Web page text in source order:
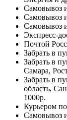
Самовывоз
Самовывоз
Самовывоз
Экспресс-
Почтой
Забрать в
Забрать в
Самара,
Забрать в
область,
1000р.
Курьером
Самовывоз